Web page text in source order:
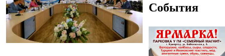
События